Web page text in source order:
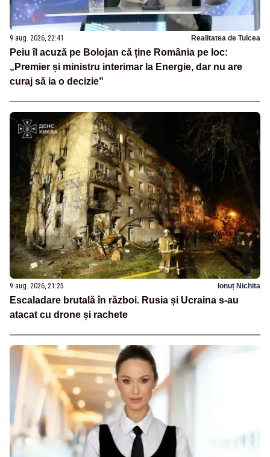
9 aug. 2026, 22:41 Realitatea de Tulcea
Peiu îl acuză pe Bolojan că ține România pe loc:
„Premier și ministru interimar la Energie, dar nu are
curaj să ia o decizie”
9 aug. 2026, 21:25 Ionuț Nichita
Escaladare brutală în război. Rusia și Ucraina s-au
atacat cu drone și rachete